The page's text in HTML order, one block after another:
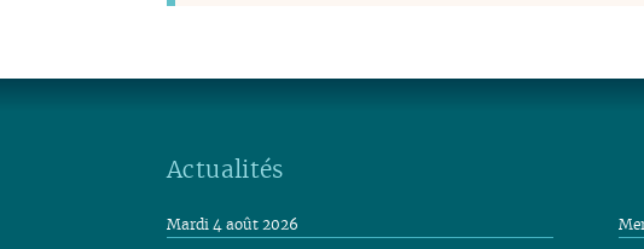
Actualités
Mardi 4 août 2026